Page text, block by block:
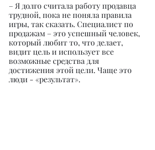
– Я долго считала работу продавца
трудной, пока не поняла правила
игры, так сказать. Специалист по
продажам – это успешный человек,
который любит то, что делает,
видит цель и использует все
возможные средства для
достижения этой цели. Чаще это
люди - «результат».